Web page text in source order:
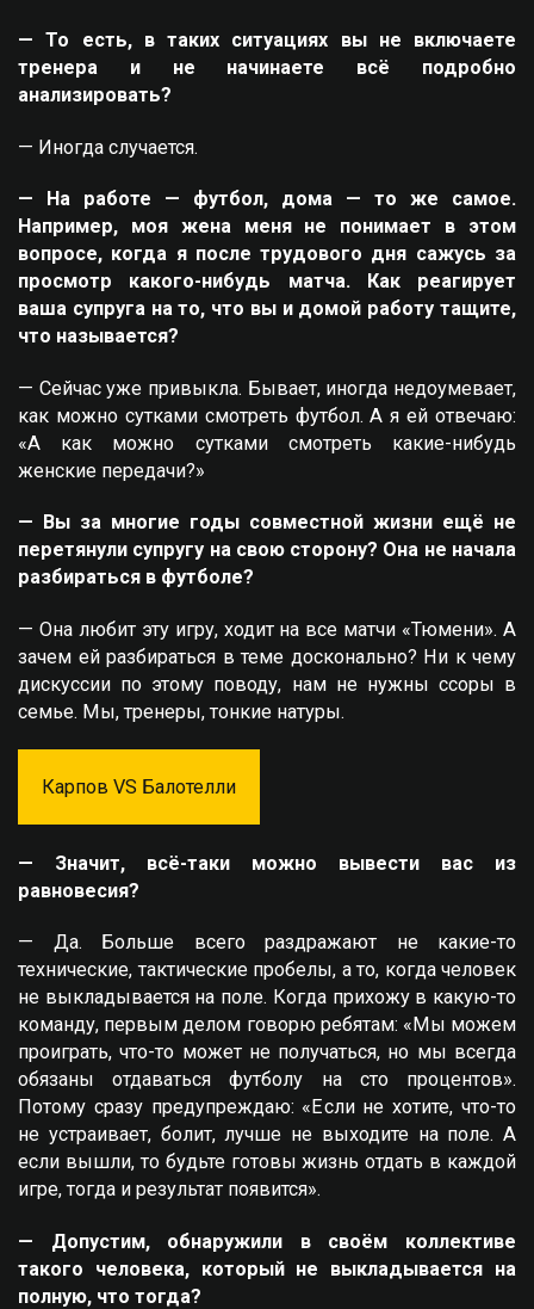
— То есть, в таких ситуациях вы не включаете
тренера и не начинаете всё подробно
анализировать?
— Иногда случается.
— На работе — футбол, дома — то же самое.
Например, моя жена меня не понимает в этом
вопросе, когда я после трудового дня сажусь за
просмотр какого-нибудь матча. Как реагирует
ваша супруга на то, что вы и домой работу тащите,
что называется?
— Сейчас уже привыкла. Бывает, иногда недоумевает,
как можно сутками смотреть футбол. А я ей отвечаю:
«А как можно сутками смотреть какие-нибудь
женские передачи?»
— Вы за многие годы совместной жизни ещё не
перетянули супругу на свою сторону? Она не начала
разбираться в футболе?
— Она любит эту игру, ходит на все матчи «Тюмени». А
зачем ей разбираться в теме досконально? Ни к чему
дискуссии по этому поводу, нам не нужны ссоры в
семье. Мы, тренеры, тонкие натуры.
Карпов VS Балотелли
— Значит, всё-таки можно вывести вас из
равновесия?
— Да. Больше всего раздражают не какие-то
технические, тактические пробелы, а то, когда человек
не выкладывается на поле. Когда прихожу в какую-то
команду, первым делом говорю ребятам: «Мы можем
проиграть, что-то может не получаться, но мы всегда
обязаны отдаваться футболу на сто процентов».
Потому сразу предупреждаю: «Если не хотите, что-то
не устраивает, болит, лучше не выходите на поле. А
если вышли, то будьте готовы жизнь отдать в каждой
игре, тогда и результат появится».
— Допустим, обнаружили в своём коллективе
такого человека, который не выкладывается на
полную, что тогда?